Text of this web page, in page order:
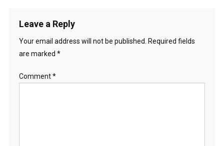
Leave a Reply
Your email address will not be published.
Required fields
are marked *
Comment*